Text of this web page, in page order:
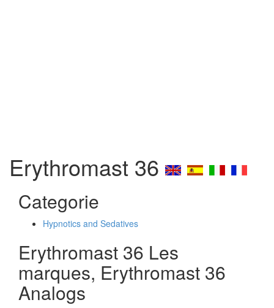
Erythromast 36
Categorie
Hypnotics and Sedatives
Erythromast 36 Les
marques, Erythromast 36
Analogs